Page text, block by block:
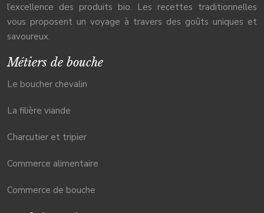
l’excellence des produits bio. Les recettes traditionnelles
vous proposent un voyage à travers des goûts uniques et
savoureux.
Métiers de bouche
Le boucher chevalin
La filière viande
Charcutier et tripier
Commerce alimentaire
Commerce de bouche